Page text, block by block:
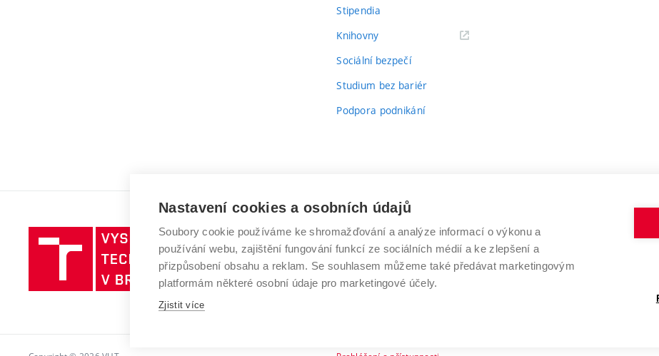
Stipendia
Knihovny(externí
Sociální bezpečí
Studium bez bariér
Podpora podnikání
Vysoké
učení
technické
v
VYSOKÉ UČENÍ TECHNICKÉ V BRNĚ
Antonínská 548/1
602 00 Brno
www.vut.cz
Nastavení cookies a osobních údajů
Soubory cookie používáme ke shromažďování a analýze informací o výkonu a
používání webu, zajištění fungování funkcí ze sociálních médií a ke zlepšení a
přizpůsobení obsahu a reklam. Se souhlasem můžeme také předávat marketingovým
platformám některé osobní údaje pro marketingové účely.
Zjistit více